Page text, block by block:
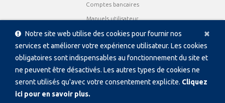
×
Notre site web utilise des cookies pour fournir nos
services et améliorer votre expérience utilisateur. Les cookies
obligatoires sont indispensables au fonctionnement du site et
ne peuvent être désactivés. Les autres types de cookies ne
seront utilisés qu'avec votre consentement explicite. Cliquez
ici pour en savoir plus.
Comptes bancaires
Manuels utilisateur
Certificats de qualité
brochures
Présentation des produits
Copyright © 1996 - 2026 PAKKENS, Tous droits réservés